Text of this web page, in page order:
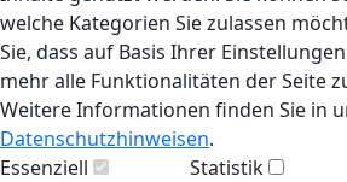
welche Kategorien Sie zulassen
Sie, dass auf Basis Ihrer
mehr alle Funktionalitäten der Seite
Weitere Informationen finden Sie in
Datenschutzhinweisen.
Essenziell
Statistik